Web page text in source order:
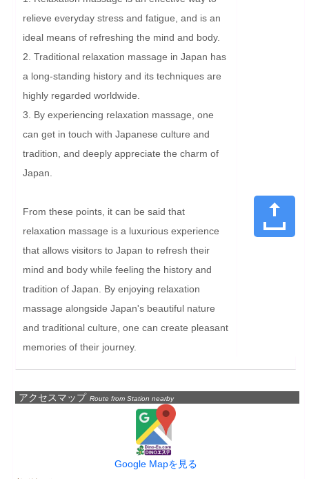
relieve everyday stress and fatigue, and is an
ideal means of refreshing the mind and body.
2. Traditional relaxation massage in Japan has
a long-standing history and its techniques are
highly regarded worldwide.
3. By experiencing relaxation massage, one
can get in touch with Japanese culture and
tradition, and deeply appreciate the charm of
Japan.
From these points, it can be said that
relaxation massage is a luxurious experience
that allows visitors to Japan to refresh their
mind and body while feeling the history and
tradition of Japan. By enjoying relaxation
massage alongside Japan's beautiful nature
and traditional culture, one can create pleasant
memories of their journey.
アクセスマップ Route from Station nearby
Google Mapを見る